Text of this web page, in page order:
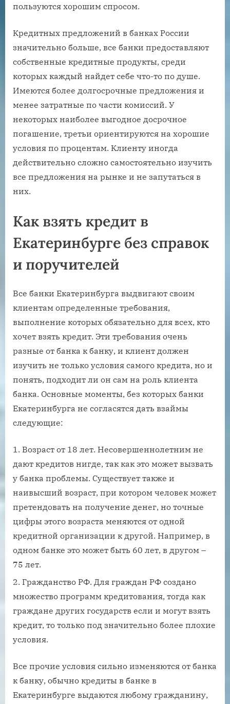
пользуются хорошим спросом.
Кредитных предложений в банках России
значительно больше, все банки предоставляют
собственные кредитные продукты, среди
которых каждый найдет себе что-то по душе.
Имеются более долгосрочные предложения и
менее затратные по части комиссий. У
некоторых наиболее выгодное досрочное
погашение, третьи ориентируются на хорошие
условия по процентам. Клиенту иногда
действительно сложно самостоятельно изучить
все предложения на рынке и не запутаться в
них.
Как взять кредит в
Екатеринбурге без справок
и поручителей
Все банки Екатеринбурга выдвигают своим
клиентам определенные требования,
выполнение которых обязательно для всех, кто
хочет взять кредит. Эти требования очень
разные от банка к банку, и клиент должен
изучить не только условия самого кредита, но и
понять, подходит ли он сам на роль клиента
банка. Основные моменты, без которых банки
Екатеринбурга не согласятся дать взаймы
следующие:
Возраст от 18 лет. Несовершеннолетним не
дают кредитов нигде, так как это может вызвать
у банка проблемы. Существует также и
наивысший возраст, при котором человек может
претендовать на получение денег, но точные
цифры этого возраста меняются от одной
кредитной организации к другой. Например, в
одном банке это может быть 60 лет, в другом –
75 лет.
Гражданство РФ. Для граждан РФ создано
множество программ кредитования, тогда как
граждане других государств если и могут взять
кредит, то только под значительно более плохие
условия.
Все прочие условия сильно изменяются от банка
к банку, обычно кредиты в банке в
Екатеринбурге выдаются любому гражданину,